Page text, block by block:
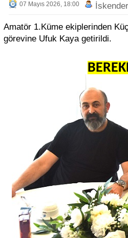
07 Mayıs 2026, 18:00
Amatör 1.Küme ekiplerinden
görevine Ufuk Kaya getirildi.